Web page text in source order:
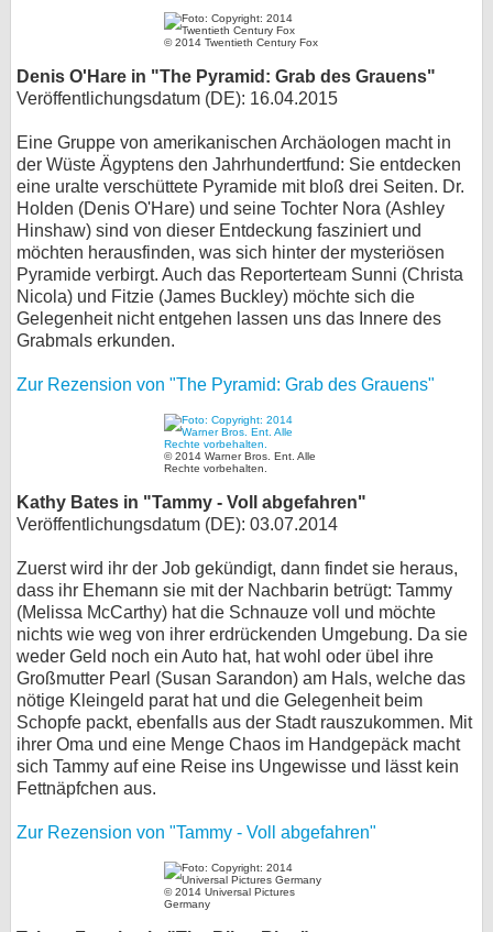
© 2014 Twentieth Century Fox
Denis O'Hare in "The Pyramid: Grab des Grauens"
Veröffentlichungsdatum (DE): 16.04.2015
Eine Gruppe von amerikanischen Archäologen macht in
der Wüste Ägyptens den Jahrhundertfund: Sie entdecken
eine uralte verschüttete Pyramide mit bloß drei Seiten. Dr.
Holden (Denis O'Hare) und seine Tochter Nora (Ashley
Hinshaw) sind von dieser Entdeckung fasziniert und
möchten herausfinden, was sich hinter der mysteriösen
Pyramide verbirgt. Auch das Reporterteam Sunni (Christa
Nicola) und Fitzie (James Buckley) möchte sich die
Gelegenheit nicht entgehen lassen uns das Innere des
Grabmals erkunden.
Zur Rezension von "The Pyramid: Grab des Grauens"
© 2014 Warner Bros. Ent. Alle
Rechte vorbehalten.
Kathy Bates in "Tammy - Voll abgefahren"
Veröffentlichungsdatum (DE): 03.07.2014
Zuerst wird ihr der Job gekündigt, dann findet sie heraus,
dass ihr Ehemann sie mit der Nachbarin betrügt: Tammy
(Melissa McCarthy) hat die Schnauze voll und möchte
nichts wie weg von ihrer erdrückenden Umgebung. Da sie
weder Geld noch ein Auto hat, hat wohl oder übel ihre
Großmutter Pearl (Susan Sarandon) am Hals, welche das
nötige Kleingeld parat hat und die Gelegenheit beim
Schopfe packt, ebenfalls aus der Stadt rauszukommen. Mit
ihrer Oma und eine Menge Chaos im Handgepäck macht
sich Tammy auf eine Reise ins Ungewisse und lässt kein
Fettnäpfchen aus.
Zur Rezension von "Tammy - Voll abgefahren"
© 2014 Universal Pictures
Germany